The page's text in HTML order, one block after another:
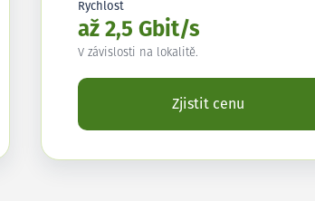
Rychlost
až 2,5 Gbit/s
V závislosti na lokalitě.
Zjistit cenu